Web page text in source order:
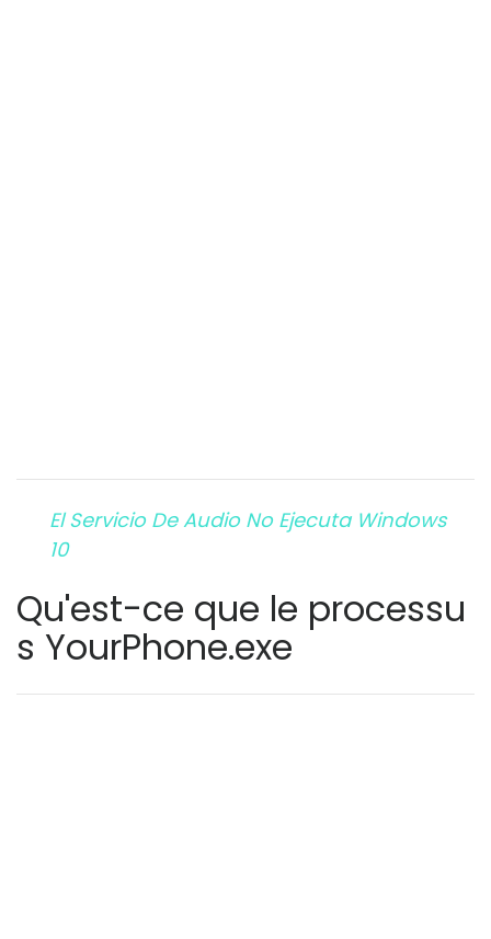
El Servicio De Audio No Ejecuta Windows
10
Qu'est-ce que le processu
s YourPhone.exe